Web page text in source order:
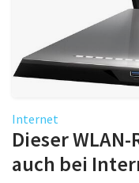
Internet
Dieser
auch bei